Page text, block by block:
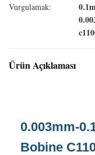
Vurgulamak:
Ürün Açıklaması
0.003mm-
Bobine